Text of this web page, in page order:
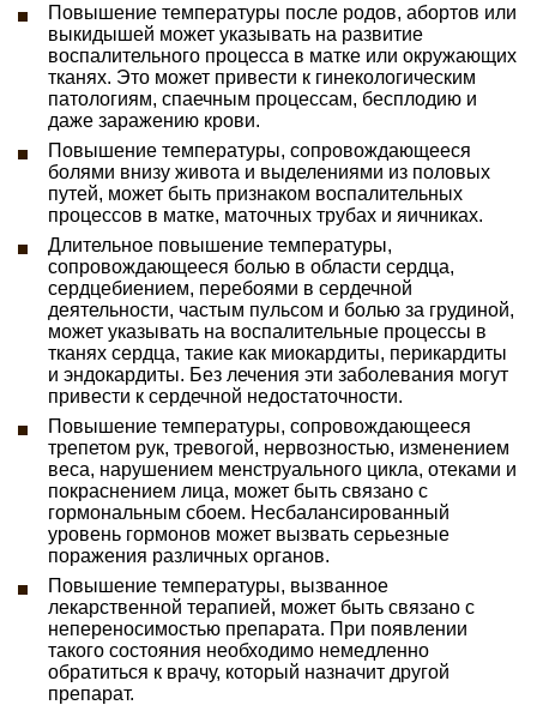
Повышение температуры после родов, абортов или
выкидышей может указывать на развитие
воспалительного процесса в матке или окружающих
тканях. Это может привести к гинекологическим
патологиям, спаечным процессам, бесплодию и
даже заражению крови.
Повышение температуры, сопровождающееся
болями внизу живота и выделениями из половых
путей, может быть признаком воспалительных
процессов в матке, маточных трубах и яичниках.
Длительное повышение температуры,
сопровождающееся болью в области сердца,
сердцебиением, перебоями в сердечной
деятельности, частым пульсом и болью за грудиной,
может указывать на воспалительные процессы в
тканях сердца, такие как миокардиты, перикардиты
и эндокардиты. Без лечения эти заболевания могут
привести к сердечной недостаточности.
Повышение температуры, сопровождающееся
трепетом рук, тревогой, нервозностью, изменением
веса, нарушением менструального цикла, отеками и
покраснением лица, может быть связано с
гормональным сбоем. Несбалансированный
уровень гормонов может вызвать серьезные
поражения различных органов.
Повышение температуры, вызванное
лекарственной терапией, может быть связано с
непереносимостью препарата. При появлении
такого состояния необходимо немедленно
обратиться к врачу, который назначит другой
препарат.